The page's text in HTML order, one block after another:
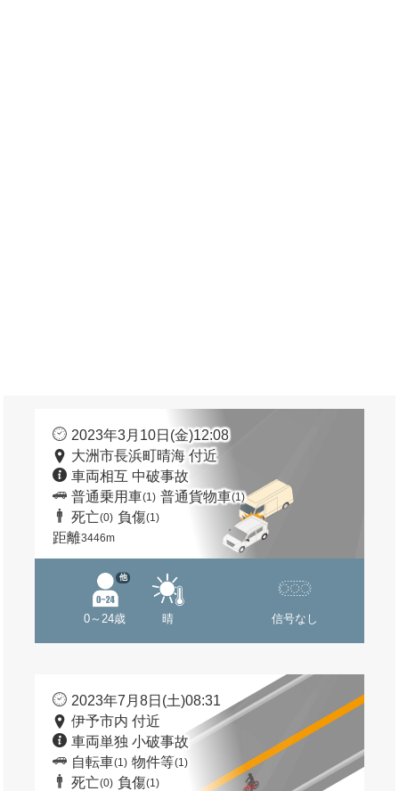
2023年3月10日(金)12:08
大洲市長浜町晴海 付近
車両相互 中破事故
普通乗用車(1) 普通貨物車(1)
死亡(0) 負傷(1)
距離3446m
0～24歳
他
晴 信号なし
2023年7月8日(土)08:31
伊予市内 付近
車両単独 小破事故
自転車(1) 物件等(1)
死亡(0) 負傷(1)